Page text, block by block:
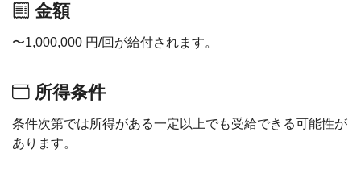
金額
〜1,000,000 円/回が給付されます。
所得条件
条件次第では所得がある一定以上でも受給できる可能性が
あります。